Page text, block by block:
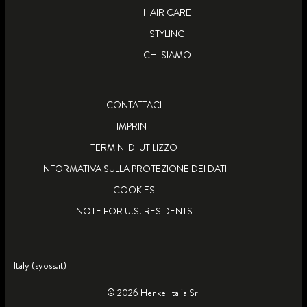
HAIR CARE
STYLING
CHI SIAMO
CONTATTACI
IMPRINT
TERMINI DI UTILIZZO
INFORMATIVA SULLA PROTEZIONE DEI DATI
COOKIES
NOTE FOR U.S. RESIDENTS
Italy (syoss.it)
© 2026 Henkel Italia Srl